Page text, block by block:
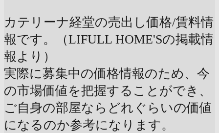
カテリーナ経堂の売出し価格/賃料情
報です。（LIFULL HOME'Sの掲載情
報より）
実際に募集中の価格情報のため、今
の市場価値を把握することができ、
ご自身の部屋ならどれぐらいの価値
になるのか参考になります。